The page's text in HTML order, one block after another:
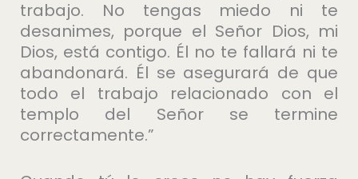
trabajo. No tengas miedo ni te
desanimes, porque el Señor Dios, mi
Dios, está contigo. Él no te fallará ni te
abandonará. Él se asegurará de que
todo el trabajo relacionado con el
templo del Señor se termine
correctamente.”